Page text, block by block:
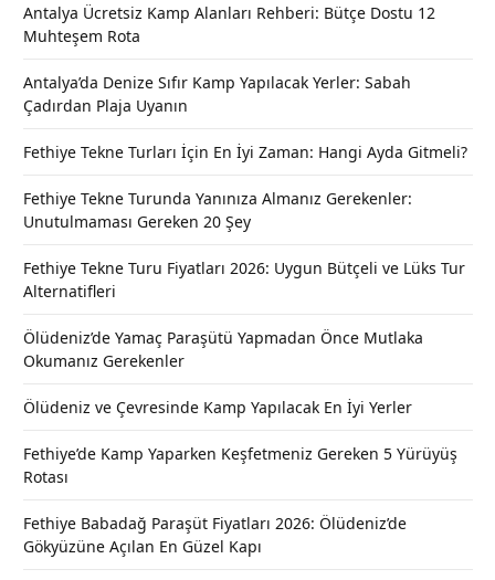
Antalya Ücretsiz Kamp Alanları Rehberi: Bütçe Dostu 12
Muhteşem Rota
Antalya’da Denize Sıfır Kamp Yapılacak Yerler: Sabah
Çadırdan Plaja Uyanın
Fethiye Tekne Turları İçin En İyi Zaman: Hangi Ayda Gitmeli?
Fethiye Tekne Turunda Yanınıza Almanız Gerekenler:
Unutulmaması Gereken 20 Şey
Fethiye Tekne Turu Fiyatları 2026: Uygun Bütçeli ve Lüks Tur
Alternatifleri
Ölüdeniz’de Yamaç Paraşütü Yapmadan Önce Mutlaka
Okumanız Gerekenler
Ölüdeniz ve Çevresinde Kamp Yapılacak En İyi Yerler
Fethiye’de Kamp Yaparken Keşfetmeniz Gereken 5 Yürüyüş
Rotası
Fethiye Babadağ Paraşüt Fiyatları 2026: Ölüdeniz’de
Gökyüzüne Açılan En Güzel Kapı